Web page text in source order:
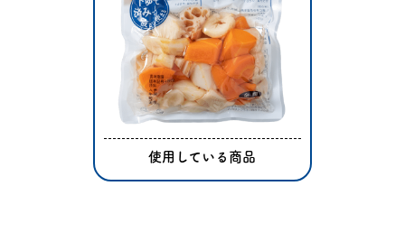
使用している商品